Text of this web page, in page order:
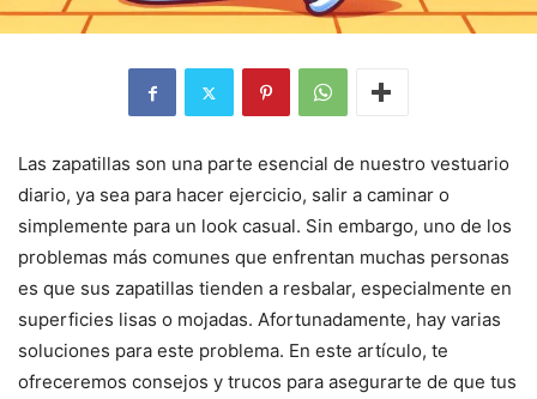
Las zapatillas son una parte esencial de nuestro vestuario
diario, ya sea para hacer ejercicio, salir a caminar o
simplemente para un look casual. Sin embargo, uno de los
problemas más comunes que enfrentan muchas personas
es que sus zapatillas tienden a resbalar, especialmente en
superficies lisas o mojadas. Afortunadamente, hay varias
soluciones para este problema. En este artículo, te
ofreceremos consejos y trucos para asegurarte de que tus